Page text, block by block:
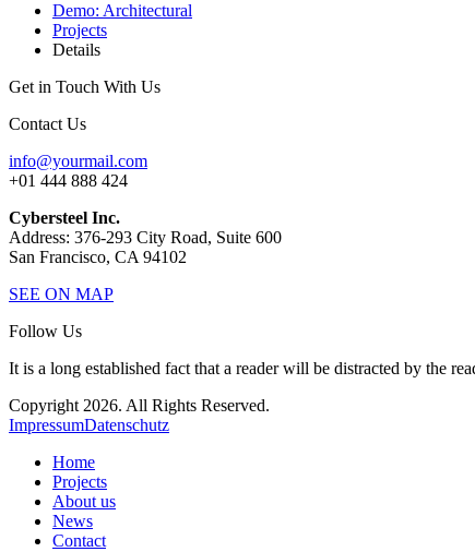
Demo: Architectural
Projects
Details
Get in Touch With Us
Contact Us
info@yourmail.com
+01 444 888 424
Cybersteel Inc.
Address: 376-293 City Road, Suite 600
San Francisco, CA 94102
SEE ON MAP
Follow Us
It is a long established fact that a reader will be distracted by the
Copyright 2026. All Rights Reserved.
ImpressumDatenschutz
Home
Projects
About us
News
Contact